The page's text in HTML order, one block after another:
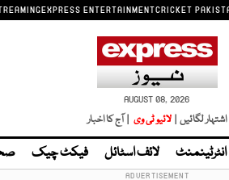
EXPRESS ENTERTAINMENTCRICKET
AUGUST 08, 2026
اشتہار لگائیں | لائیو ٹی وی | آج کا اخبار
انٹرٹینمنٹ لائف اسٹائل فیکٹ چیک